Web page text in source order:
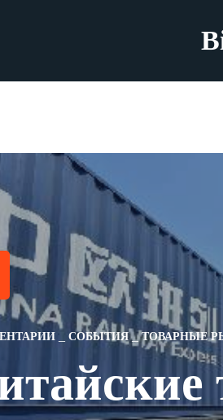
СОБЫТИЯ ТОВАРНЫЕ